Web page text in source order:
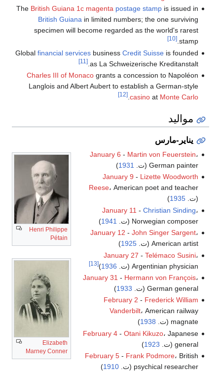
The British Guiana 1c magenta postage stampis issued in
British Guianain limited numbers; the one surviving
specimen will become regarded as the world's rarest
stamp.
[10]
Global financial servicesbusiness Credit Suisseis founded
as La Schweizerische Kreditanstalt.
[11]
Charles III of Monacogrants a concession to Napoléon
Langlois and Albert Aubert to establish a German-style
casinoat Monte Carlo
.
[12]
مواليد
يناير-مارس
Henri Philippe
Pétain
Elizabeth
Marney Conner
January 6 - Martin von Feuerstein،
German painter (ت.
1931
)
January 9 - Lizette Woodworth
Reese، American poet and teacher
(ت.1935
)
January 11 - Christian Sinding،
Norwegian composer (ت.
1941
)
January 12 - John Singer Sargent،
American artist (ت.
1925
)
January 27 - Telémaco Susini،
Argentinian physician (ت.
1936
)
[13]
January 31 - Hermann von François،
German general (ت.
1933
)
February 2 - Frederick William
Vanderbilt، American railway
magnate (ت.
1938
)
February 4- Otani Kikuzo، Japanese
general (ت.
1923
)
February 5- Frank Podmore، British
psychical researcher (ت.
1910
)